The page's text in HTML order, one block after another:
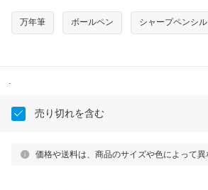
万年筆 ボールペン シャープペンシル
売り切れを含む
価格や送料は、商品のサイズや色によって異